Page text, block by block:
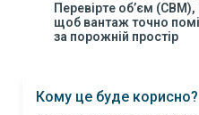
Перевірте об’єм
щоб вантаж точно
за порожній простір
Кому це буде корисно?